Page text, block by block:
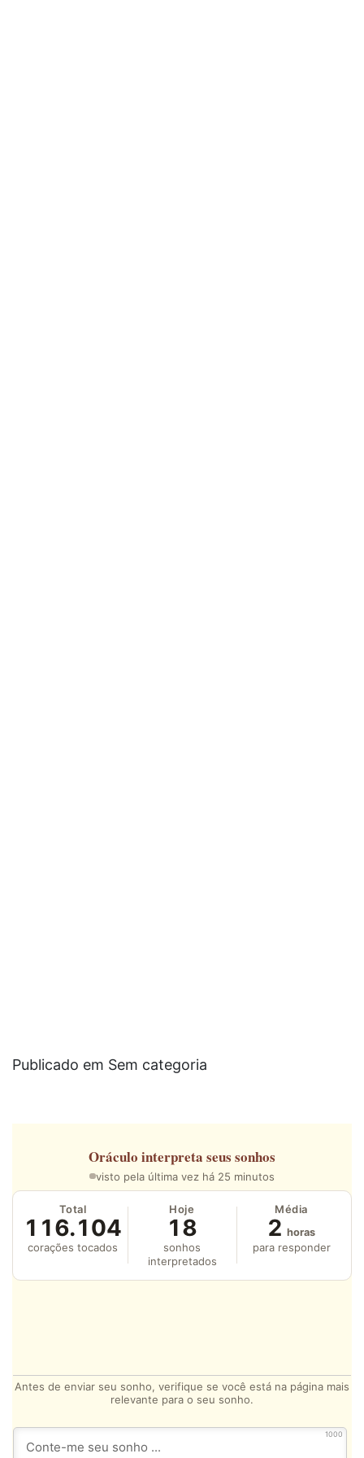
Publicado em Sem categoria
Oráculo interpreta seus sonhos
visto pela última vez há 25 minutos
Total
116.104
corações tocados
Hoje
18
sonhos
interpretados
Média
2 horas
para responder
Antes de enviar seu sonho, verifique se você está na página mais
relevante para o seu sonho.
1000